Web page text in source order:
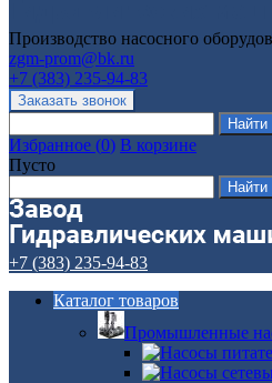
Производство насосного
zgm-prom@bk.ru
+7 (383) 235-94-83
Избранное (0) В корзине
Пусто
+7 (383) 235-94-83
Каталог товаров
Промышленные